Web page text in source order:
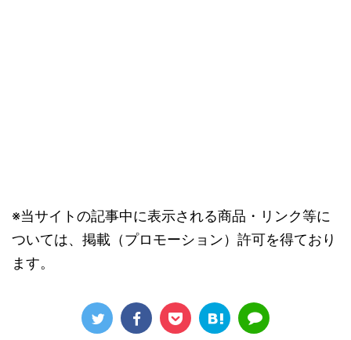
※当サイトの記事中に表示される商品・リンク等に
ついては、掲載（プロモーション）許可を得ており
ます。